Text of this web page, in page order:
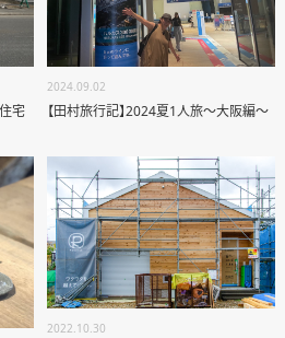
宅
2024.09.02
【田村旅行記】2024夏1人旅〜大阪編〜
2022.10.30